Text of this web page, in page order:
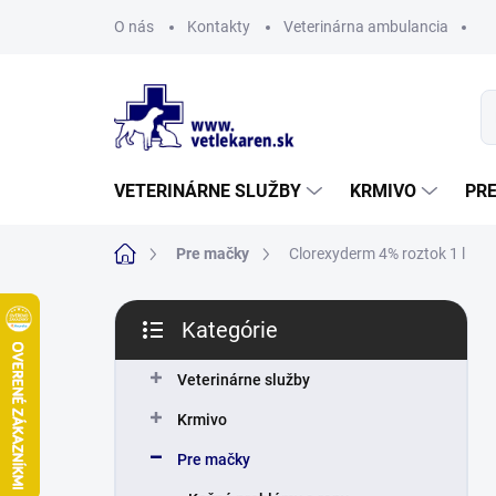
O nás Kontakty Veterinárna ambulancia
VETERINÁRNE SLUŽBY KRMIVO
DomovPre mačky Clorexyderm 4% roztok 1 l
B
č
kategórie
Kategórie
Veterinárne služby
Krmivo
Pre mačky